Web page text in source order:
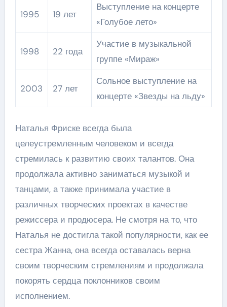
1995 19 лет
Выступление на концерте
«Голубое лето»
1998 22 года
Участие в музыкальной
группе «Мираж»
2003 27 лет
Сольное выступление на
концерте «Звезды на льду»
Наталья Фриске всегда была
целеустремленным человеком и всегда
стремилась к развитию своих талантов. Она
продолжала активно заниматься музыкой и
танцами, а также принимала участие в
различных творческих проектах в качестве
режиссера и продюсера. Не смотря на то, что
Наталья не достигла такой популярности, как ее
сестра Жанна, она всегда оставалась верна
своим творческим стремлениям и продолжала
покорять сердца поклонников своим
исполнением.